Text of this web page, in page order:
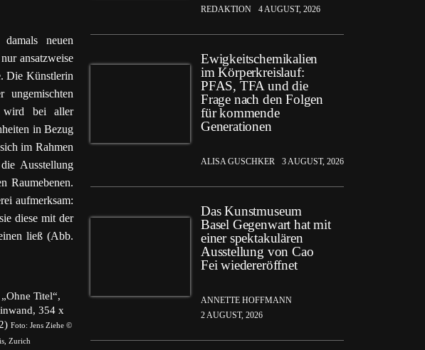
neuen
ansatzweise
Die Künstlerin
wird bei aller
in Bezug
im Rahmen
Ausstellung
Raumebenen.
aufmerksam:
diese mit der
ließ (Abb.
Titel“,
354 x
Foto: Jens Ziehe ©
Zurich
REDAKTION 4 AUGUST, 2026
Ewigkeitschemikalien
im Körperkreislauf:
PFAS, TFA und die
Frage nach den Folgen
für kommende
Generationen
ALISA GUSCHKER 3 AUGUST, 2026
Das Kunstmuseum
Basel Gegenwart hat mit
einer spektakulären
Ausstellung von Cao
Fei wiedereröffnet
ANNETTE HOFFMANN
2 AUGUST, 2026